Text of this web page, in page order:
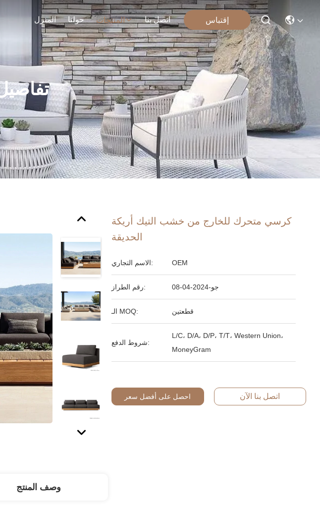
المنزل حولنا المنتجات اتصل بنا إقتباس
كرسي متحرك للخارج من خشب التيك أريكة
الحديقة
الاسم التجاري: OEM
رقم الطراز: جو-2024-04-08
الـ MOQ: قطعتين
شروط الدفع:
L/C، D/A، D/P، T/T، Western Union،
MoneyGram
احصل على أفضل سعر اتصل بنا الآن
وصف المنتج